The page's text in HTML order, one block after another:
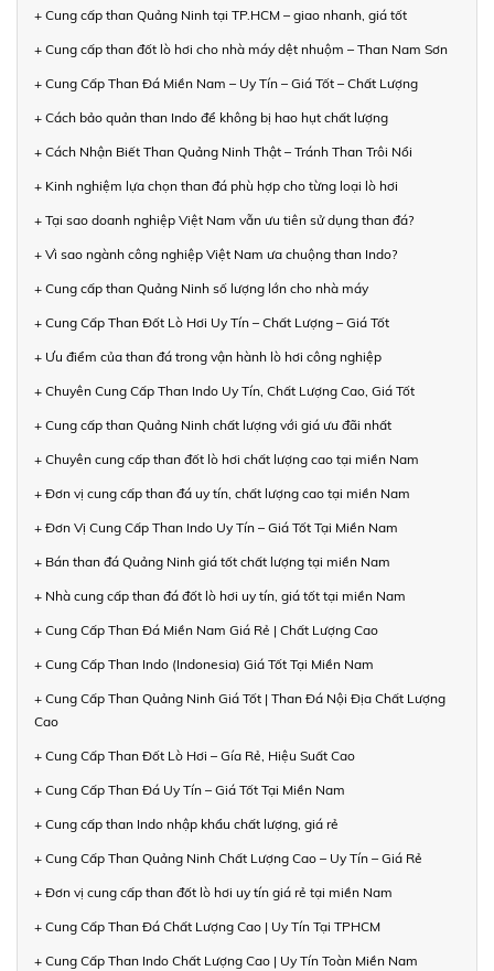
+ Cung cấp than Quảng Ninh tại TP.HCM – giao nhanh, giá tốt
+ Cung cấp than đốt lò hơi cho nhà máy dệt nhuộm – Than Nam Sơn
+ Cung Cấp Than Đá Miền Nam – Uy Tín – Giá Tốt – Chất Lượng
+ Cách bảo quản than Indo để không bị hao hụt chất lượng
+ Cách Nhận Biết Than Quảng Ninh Thật – Tránh Than Trôi Nổi
+ Kinh nghiệm lựa chọn than đá phù hợp cho từng loại lò hơi
+ Tại sao doanh nghiệp Việt Nam vẫn ưu tiên sử dụng than đá?
+ Vì sao ngành công nghiệp Việt Nam ưa chuộng than Indo?
+ Cung cấp than Quảng Ninh số lượng lớn cho nhà máy
+ Cung Cấp Than Đốt Lò Hơi Uy Tín – Chất Lượng – Giá Tốt
+ Ưu điểm của than đá trong vận hành lò hơi công nghiệp
+ Chuyên Cung Cấp Than Indo Uy Tín, Chất Lượng Cao, Giá Tốt
+ Cung cấp than Quảng Ninh chất lượng với giá ưu đãi nhất
+ Chuyên cung cấp than đốt lò hơi chất lượng cao tại miền Nam
+ Đơn vị cung cấp than đá uy tín, chất lượng cao tại miền Nam
+ Đơn Vị Cung Cấp Than Indo Uy Tín – Giá Tốt Tại Miền Nam
+ Bán than đá Quảng Ninh giá tốt chất lượng tại miền Nam
+ Nhà cung cấp than đá đốt lò hơi uy tín, giá tốt tại miền Nam
+ Cung Cấp Than Đá Miền Nam Giá Rẻ | Chất Lượng Cao
+ Cung Cấp Than Indo (Indonesia) Giá Tốt Tại Miền Nam
+ Cung Cấp Than Quảng Ninh Giá Tốt | Than Đá Nội Địa Chất Lượng
Cao
+ Cung Cấp Than Đốt Lò Hơi – Gía Rẻ, Hiệu Suất Cao
+ Cung Cấp Than Đá Uy Tín – Giá Tốt Tại Miền Nam
+ Cung cấp than Indo nhập khẩu chất lượng, giá rẻ
+ Cung Cấp Than Quảng Ninh Chất Lượng Cao – Uy Tín – Giá Rẻ
+ Đơn vị cung cấp than đốt lò hơi uy tín giá rẻ tại miền Nam
+ Cung Cấp Than Đá Chất Lượng Cao | Uy Tín Tại TPHCM
+ Cung Cấp Than Indo Chất Lượng Cao | Uy Tín Toàn Miền Nam